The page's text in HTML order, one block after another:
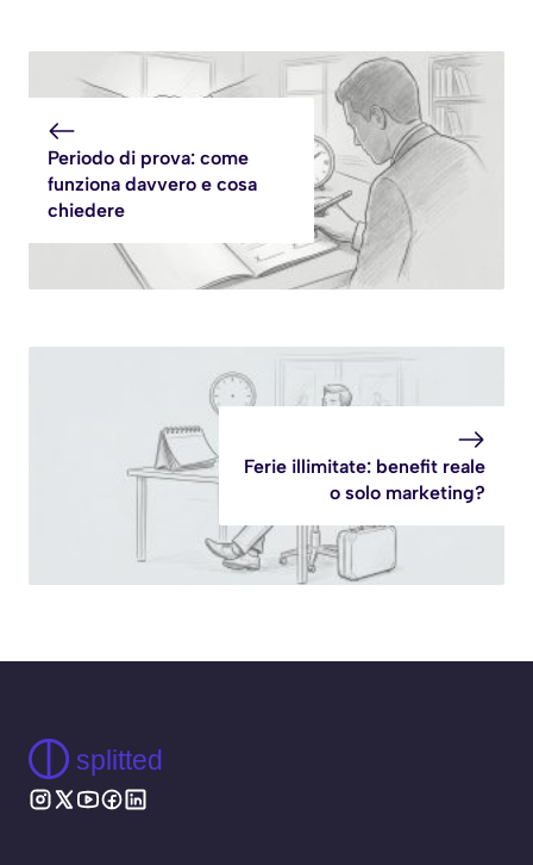
Periodo di prova: come
funziona davvero e cosa
chiedere
Ferie illimitate: benefit reale
o solo marketing?
splitted